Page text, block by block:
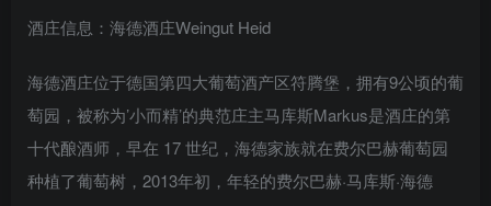
酒庄信息：海德酒庄Weingut Heid
海德酒庄位于德国第四大葡萄酒产区符腾堡，拥有9公顷的葡
萄园，被称为’小而精’的典范庄主马库斯Markus是酒庄的第
十代酿酒师，早在 17 世纪，海德家族就在费尔巴赫葡萄园
种植了葡萄树，2013年初，年轻的费尔巴赫·马库斯·海德